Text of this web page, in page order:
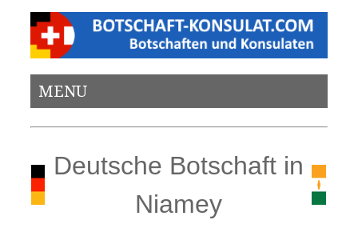
MENU
Deutsche Botschaft in
Niamey